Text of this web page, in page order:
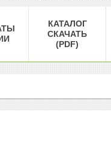
КАТАЛОГ
СКАЧАТЬ
(PDF)